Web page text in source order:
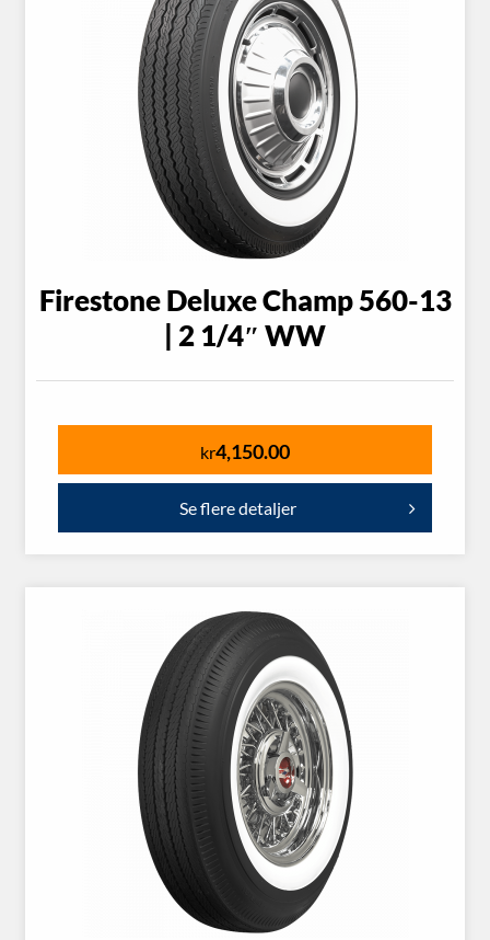
Firestone Deluxe Champ 560-13
| 2 1/4″ WW
kr4,150.00
Se flere detaljer